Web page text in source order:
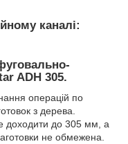
каналі:
ADH 305.
операцій по
з дерева.
доходити до 305 мм, а
не обмежена.